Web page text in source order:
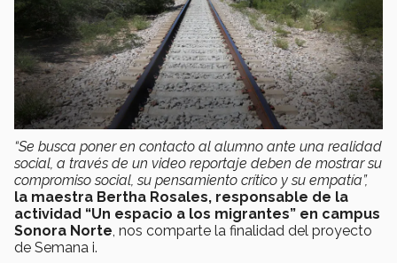
“Se busca poner en contacto al alumno ante una realidad
social, a través de un video reportaje deben de mostrar su
compromiso social, su pensamiento crítico y su empatía”,
la maestra Bertha Rosales, responsable de la
actividad “Un espacio a los migrantes” en campus
Sonora Norte, nos comparte la finalidad del proyecto
de Semana i.